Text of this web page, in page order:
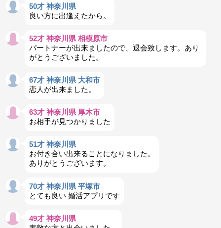
50才 神奈川県
良い方に出逢えたから。
52才 神奈川県 相模原市
パートナーが出来ましたので、退会致します。あり
がとうございました。
67才 神奈川県 大和市
恋人が出来ました。
63才 神奈川県 厚木市
お相手が見つかりました
51才 神奈川県
お付き合い出来ることになりました。
ありがとうございます。
70才 神奈川県 平塚市
とても良い 婚活アプリです
49才 神奈川県